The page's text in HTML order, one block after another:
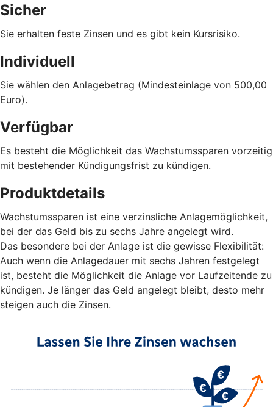
Sicher
Sie erhalten feste Zinsen und es gibt kein Kursrisiko.
Individuell
Sie wählen den Anlagebetrag (Mindesteinlage von 500,00
Euro).
Verfügbar
Es besteht die Möglichkeit das Wachstumssparen vorzeitig
mit bestehender Kündigungsfrist zu kündigen.
Produktdetails
Wachstumssparen ist eine verzinsliche Anlagemöglichkeit,
bei der das Geld bis zu sechs Jahre angelegt wird.
Das besondere bei der Anlage ist die gewisse Flexibilität:
Auch wenn die Anlagedauer mit sechs Jahren festgelegt
ist, besteht die Möglichkeit die Anlage vor Laufzeitende zu
kündigen. Je länger das Geld angelegt bleibt, desto mehr
steigen auch die Zinsen.